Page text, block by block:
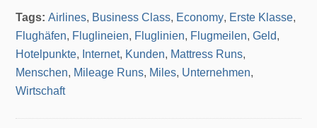
Tags:Airlines, Business Class, Economy, Erste Klasse,
Flughäfen, Fluglineien, Fluglinien, Flugmeilen,Geld,
Hotelpunkte, Internet, Kunden, Mattress Runs,
Menschen, Mileage Runs, Miles, Unternehmen,
Wirtschaft